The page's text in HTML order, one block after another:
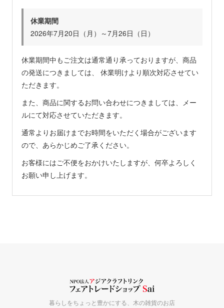
休業期間
2026年7月20日（月）～7月26日（日）
休業期間中もご注文は通常通り承っておりますが、商品
の発送につきましては、 休業明けより順次対応させてい
ただきます。
また、商品に関するお問い合わせにつきましては、メー
ルにて対応させていただきます。
通常よりお届けまでお時間をいただく場合がございます
ので、あらかじめご了承ください。
お客様にはご不便をおかけいたしますが、何卒よろしく
お願い申し上げます。
暮らしをちょっと豊かにする、木の雑貨のお店